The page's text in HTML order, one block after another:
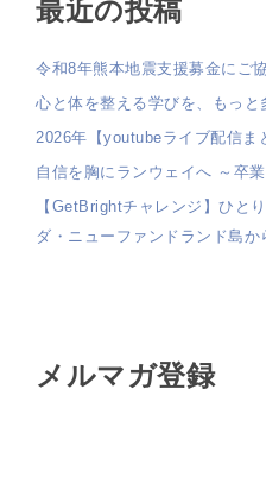
最近の投稿
令和8年熊本地震支援募金にご
心と体を整える学びを、もっと
2026年【youtubeライブ配信ま
自信を胸にランウェイへ ～卒
【GetBrightチャレンジ】ひと
ダ・ニューファンドランド島
メルマガ登録